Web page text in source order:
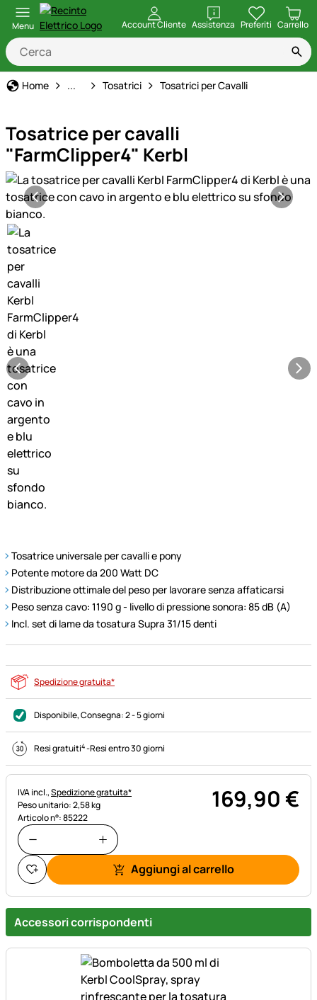
Menu Account Cliente Assistenza
apri Preferiti Carrello
Home Tecnologia per la Casa e la Stalla
... Tosatrici Tosatrici per Cavalli
Tosatrice per cavalli
"FarmClipper4" Kerbl
Galleria prodotti
Tosatrice universale per cavalli e pony
Potente motore da 200 Watt DC
Distribuzione ottimale del peso per lavorare senza affaticarsi
Peso senza cavo: 1190 g - livello di pressione sonora: 85 dB (A)
Incl. set di lame da tosatura Supra 31/15 denti
Spedizione gratuita*
Disponibile, Consegna:2 - 5 giorni
Resi gratuiti4-Resi entro 30 giorni
Informazioni fiscali:
IVA incl.,Spedizione gratuita*
Peso unitario: 2,58 kg
Articolo n°: 85222
169,90€
Aggiungi al carrello
Accessori corrispondenti